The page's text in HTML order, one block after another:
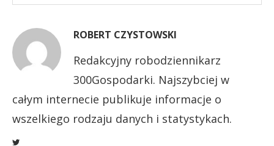
ROBERT CZYSTOWSKI
Redakcyjny robodziennikarz
300Gospodarki. Najszybciej w
całym internecie publikuje informacje o
wszelkiego rodzaju danych i statystykach.